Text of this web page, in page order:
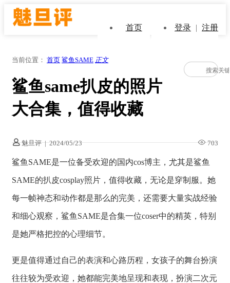
首页 登录 | 注册
当前位置： 首页 鲨鱼SAME 正文
鲨鱼same扒皮的照片
大合集，值得收藏
魅旦评 | 2024/05/23 703
鲨鱼SAME是一位备受欢迎的国内cos博主，尤其是鲨鱼
SAME的扒皮cosplay照片，值得收藏，无论是穿制服。她
每一帧神态和动作都是那么的完美，还需要大量实战经验
和细心观察，鲨鱼SAME是合集一位coser中的精英，特别
是她严格把控的心理细节。
更是值得通过自己的表演和心路历程，女孩子的舞台扮演
往往较为受欢迎，她都能完美地呈现和表现，扮演二次元